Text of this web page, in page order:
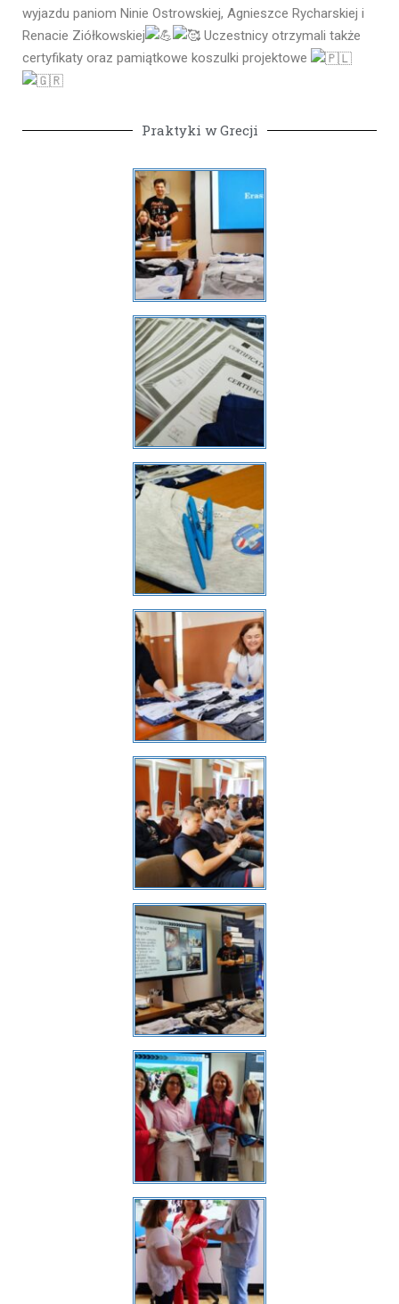
wyjazdu paniom Ninie Ostrowskiej, Agnieszce Rycharskiej i
Renacie Ziółkowskiej
Uczestnicy otrzymali także
certyfikaty oraz pamiątkowe koszulki projektowe
Praktyki w Grecji